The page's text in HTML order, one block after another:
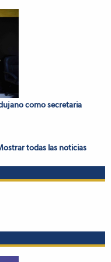
como secretaria
todas las noticias